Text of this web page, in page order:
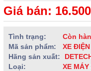
Giá bán:
Tình trạng:
Còn
Mã sản phẩm:
XE
Hãng sản xuất:
Loại:
XE